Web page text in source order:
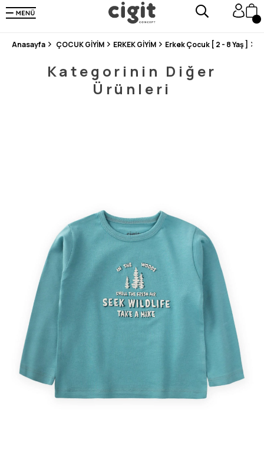
250.000'DEN FAZLA DEĞERLENDİRMEDE 5 ÜZERİNDEN 4.8 PUAN ALDI ⭐⭐⭐⭐⭐
3 MİLYONDAN FAZLA MUTLU MÜŞTERİ ❤️ 10 MİLYON ÜRÜN
Anasayfa ÇOCUK GİYİM ERKEK GİYİM Erkek Çocuk [ 2 - 8 Yaş ]
Kategorinin Diğer
Ürünleri